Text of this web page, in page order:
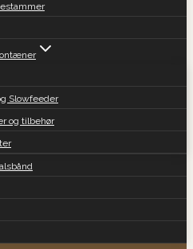
Slowfeeder
og tilbehør